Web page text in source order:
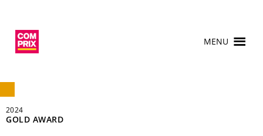
MENU
2024
GOLD AWARD